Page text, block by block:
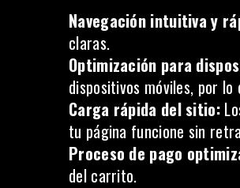
Navegación intuitiva y
claras.
Optimización para
dispositivos móviles, por
Carga rápida del sitio:
tu página funcione sin
Proceso de pago
del carrito.